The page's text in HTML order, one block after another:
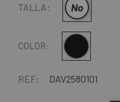
TALLA: No
COLOR: Negro
REF: DAV2580101